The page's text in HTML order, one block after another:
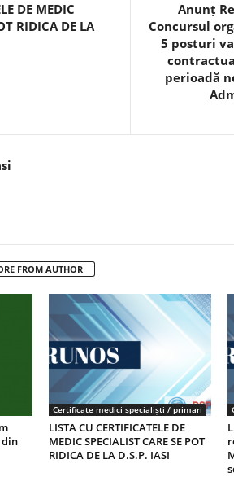
DE MEDIC
RIDICA DE LA
Anunț
Concursul
5 posturi
perioadă
FROM AUTHOR
Certificate medici specialiști / primari
LISTA CU CERTIFICATELE DE
MEDIC SPECIALIST CARE SE POT
RIDICA DE LA D.S.P. IASI